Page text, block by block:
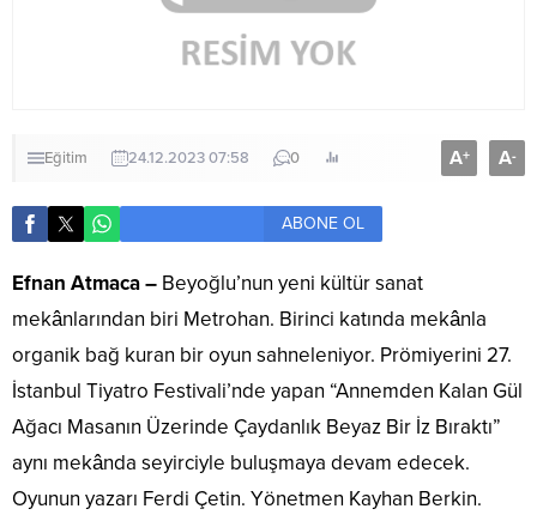
Eğitim 24.12.2023 07:58 0 A+ A-
ABONE OL
Efnan Atmaca – Beyoğlu’nun yeni kültür sanat
mekânlarından biri Metrohan. Birinci katında mekânla
organik bağ kuran bir oyun sahneleniyor. Prömiyerini 27.
İstanbul Tiyatro Festivali’nde yapan “Annemden Kalan Gül
Ağacı Masanın Üzerinde Çaydanlık Beyaz Bir İz Bıraktı”
aynı mekânda seyirciyle buluşmaya devam edecek.
Oyunun yazarı Ferdi Çetin. Yönetmen Kayhan Berkin.